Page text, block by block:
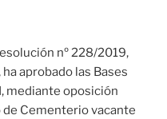
nº 228/2019,
aprobado las Bases
mediante oposición
de Cementerio vacante